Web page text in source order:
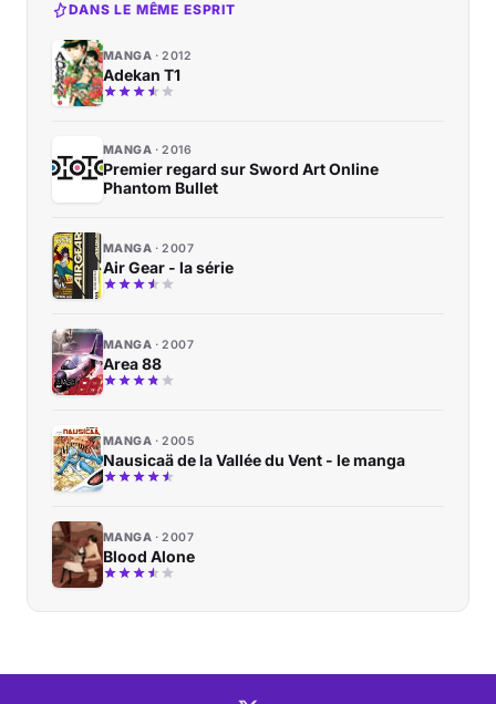
DANS LE MÊME ESPRIT
MANGA 2012
Adekan T1
MANGA 2016
Premier regard sur Sword Art Online
Phantom Bullet
MANGA 2007
Air Gear - la série
MANGA 2007
Area 88
MANGA 2005
Nausicaä de la Vallée du Vent - le manga
MANGA 2007
Blood Alone